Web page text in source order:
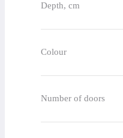
Depth, cm
Colour
Number of doors